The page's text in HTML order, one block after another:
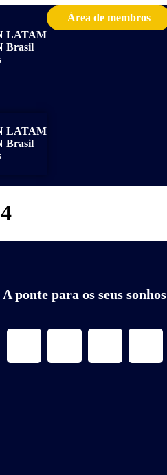
LATAM
Brasil
LATAM
Brasil
Área de membros
A ponte para os seus sonhos